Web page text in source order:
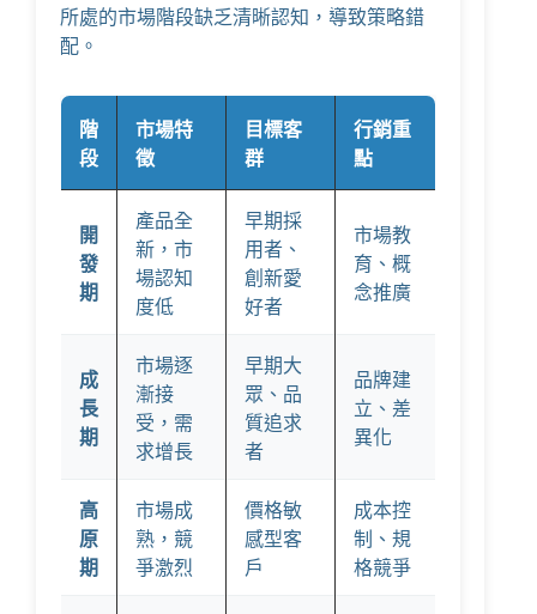
所處的市場階段缺乏清晰認知，導致策略錯
配。
階
段
市場特
徵
目標客
群
行銷重
點
開
發
期
產品全
新，市
場認知
度低
早期採
用者、
創新愛
好者
市場教
育、概
念推廣
成
長
期
市場逐
漸接
受，需
求增長
早期大
眾、品
質追求
者
品牌建
立、差
異化
高
原
期
市場成
熟，競
爭激烈
價格敏
感型客
戶
成本控
制、規
格競爭